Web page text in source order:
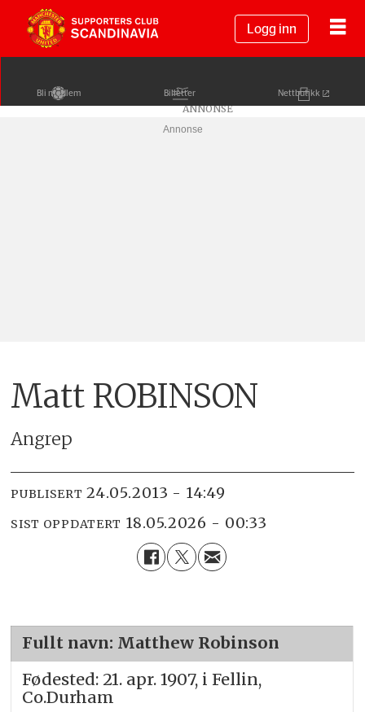
Logg inn
Bli medlem Billetter Nettbutikk
Annonse
Matt ROBINSON
Angrep
PUBLISERT 24.05.2013 - 14:49
SIST OPPDATERT 18.05.2026 - 00:33
Fullt navn: Matthew Robinson
Fødested: 21. apr. 1907, i Fellin,
Co.Durham